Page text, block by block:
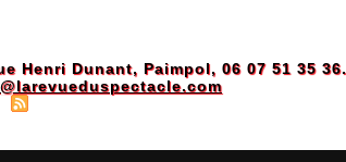
Henri Dunant, Paimpol, 06 07 51 35 36.